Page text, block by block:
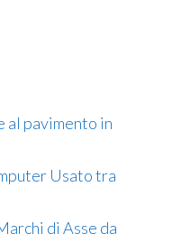
al pavimento in
Usato tra
di Asse da